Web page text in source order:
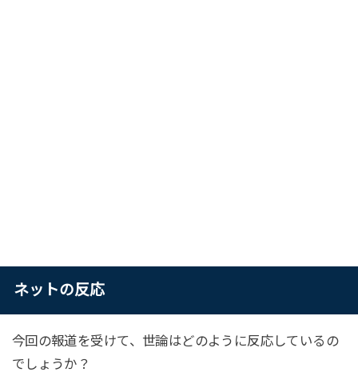
ネットの反応
今回の報道を受けて、世論はどのように反応しているの
でしょうか？